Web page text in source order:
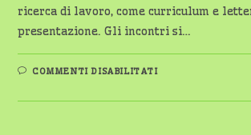
ricerca di lavoro, come curriculum e
presentazione. Gli incontri si…
COMMENTI DISABILITATISU
NUOVO